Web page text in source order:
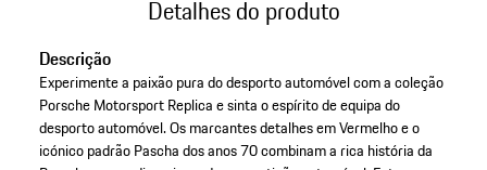
Detalhes do produto
Descrição
Experimente a paixão pura do desporto automóvel com a coleção
Porsche Motorsport Replica e sinta o espírito de equipa do
desporto automóvel. Os marcantes detalhes em Vermelho e o
icónico padrão Pascha dos anos 70 combinam a rica história da